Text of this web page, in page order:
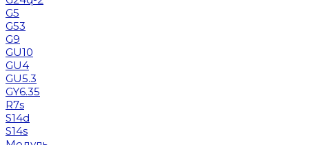
G5
G53
G9
GU10
GU4
GU5.3
GY6.35
R7s
S14d
S14s